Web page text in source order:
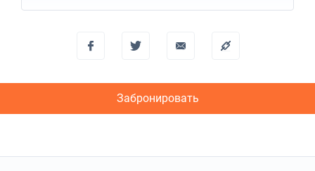
Забронировать